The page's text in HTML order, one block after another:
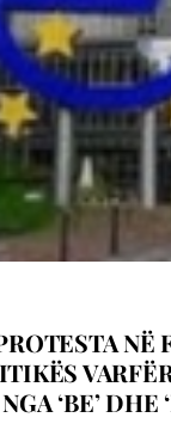
NË
‘BE’ DHE